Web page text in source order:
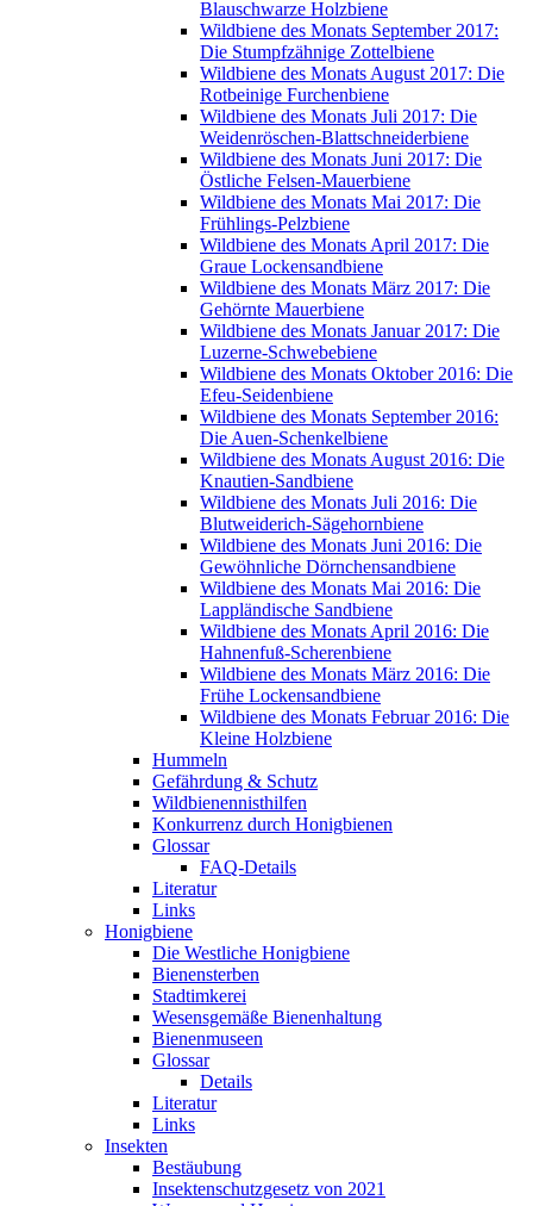
Blauschwarze Holzbiene
Wildbiene des Monats September 2017:
Die Stumpfzähnige Zottelbiene
Wildbiene des Monats August 2017: Die
Rotbeinige Furchenbiene
Wildbiene des Monats Juli 2017: Die
Weidenröschen-Blattschneiderbiene
Wildbiene des Monats Juni 2017: Die
Östliche Felsen-Mauerbiene
Wildbiene des Monats Mai 2017: Die
Frühlings-Pelzbiene
Wildbiene des Monats April 2017: Die
Graue Lockensandbiene
Wildbiene des Monats März 2017: Die
Gehörnte Mauerbiene
Wildbiene des Monats Januar 2017: Die
Luzerne-Schwebebiene
Wildbiene des Monats Oktober 2016: Die
Efeu-Seidenbiene
Wildbiene des Monats September 2016:
Die Auen-Schenkelbiene
Wildbiene des Monats August 2016: Die
Knautien-Sandbiene
Wildbiene des Monats Juli 2016: Die
Blutweiderich-Sägehornbiene
Wildbiene des Monats Juni 2016: Die
Gewöhnliche Dörnchensandbiene
Wildbiene des Monats Mai 2016: Die
Lappländische Sandbiene
Wildbiene des Monats April 2016: Die
Hahnenfuß-Scherenbiene
Wildbiene des Monats März 2016: Die
Frühe Lockensandbiene
Wildbiene des Monats Februar 2016: Die
Kleine Holzbiene
Hummeln
Gefährdung & Schutz
Wildbienennisthilfen
Konkurrenz durch Honigbienen
Glossar
FAQ-Details
Literatur
Links
Honigbiene
Die Westliche Honigbiene
Bienensterben
Stadtimkerei
Wesensgemäße Bienenhaltung
Bienenmuseen
Glossar
Details
Literatur
Links
Insekten
Bestäubung
Insektenschutzgesetz von 2021